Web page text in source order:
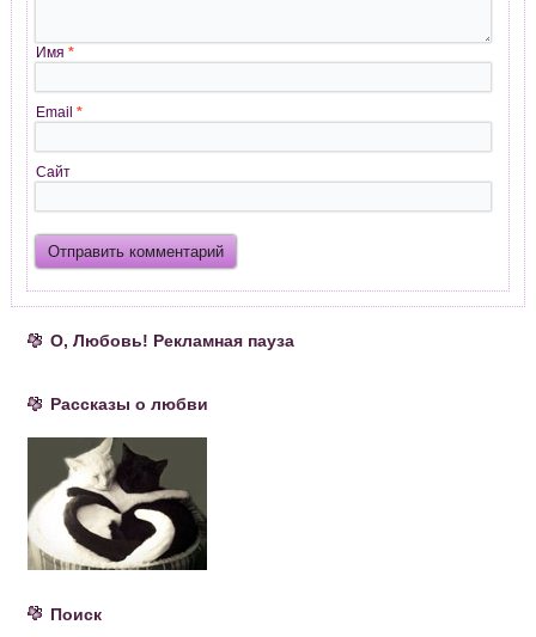
Имя*
Email*
Сайт
О, Любовь! Рекламная пауза
Рассказы о любви
Поиск